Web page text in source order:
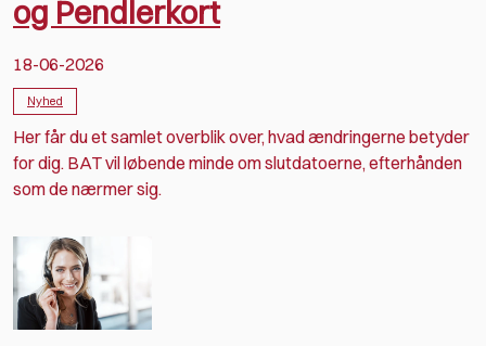
og Pendlerkort
18-06-2026
Nyhed
Her får du et samlet overblik over, hvad ændringerne betyder
for dig. BAT vil løbende minde om slutdatoerne, efterhånden
som de nærmer sig.